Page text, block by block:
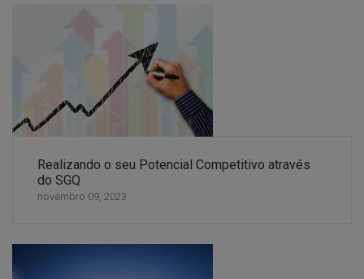
Realizando o seu Potencial Competitivo através
do SGQ
novembro 09, 2023